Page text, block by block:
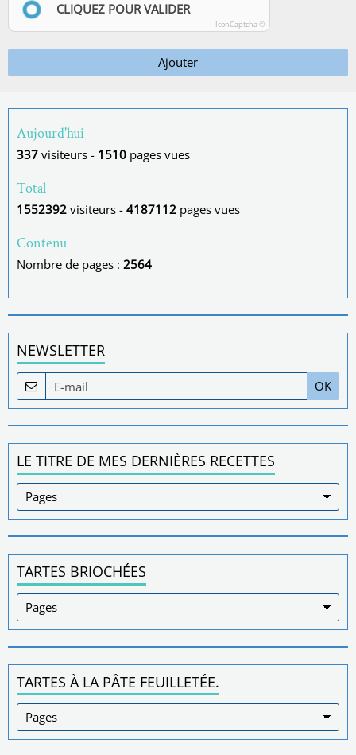
CLIQUEZ POUR VALIDER
IconCaptcha ©
Ajouter
Aujourd'hui
337 visiteurs - 1510 pages vues
Total
1552392 visiteurs - 4187112 pages vues
Contenu
Nombre de pages : 2564
NEWSLETTER
OK
LE TITRE DE MES DERNIÈRES RECETTES
TARTES BRIOCHÉES
TARTES À LA PÂTE FEUILLETÉE.